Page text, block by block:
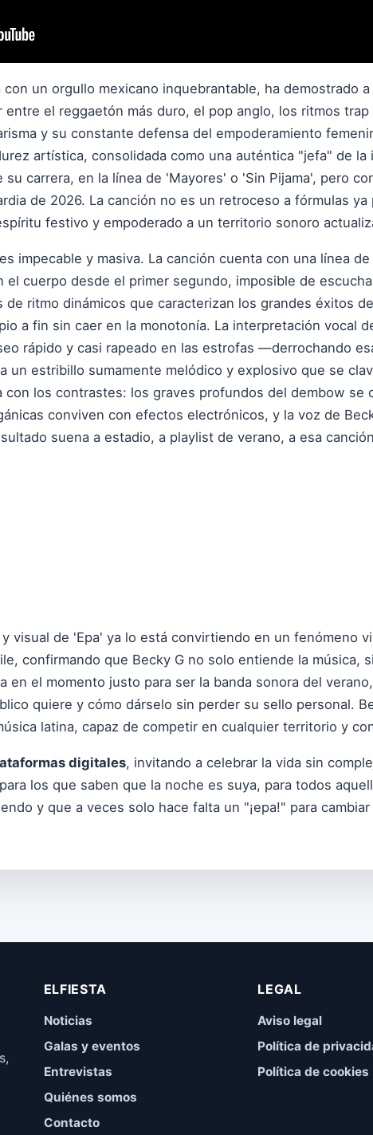
con un orgullo mexicano inquebrantable, ha demostrado
entre el reggaetón más duro, el pop anglo, los ritmos trap
y su constante defensa del empoderamiento
artística, consolidada como una auténtica "jefa" de la
carrera, en la línea de 'Mayores' o 'Sin Pijama', pero
de 2026. La canción no es un retroceso a fórmulas
festivo y empoderado a un territorio sonoro
impecable y masiva. La canción cuenta con una línea
cuerpo desde el primer segundo, imposible de
de ritmo dinámicos que caracterizan los grandes éxitos
a fin sin caer en la monotonía. La interpretación vocal
rápido y casi rapeado en las estrofas —derrochando
estribillo sumamente melódico y explosivo que se
con los contrastes: los graves profundos del dembow se
conviven con efectos electrónicos, y la voz de
suena a estadio, a playlist de verano, a esa
visual de 'Epa' ya lo está convirtiendo en un fenómeno
confirmando que Becky G no solo entiende la música,
en el momento justo para ser la banda sonora del
quiere y cómo dárselo sin perder su sello personal.
latina, capaz de competir en cualquier territorio y
digitales, invitando a celebrar la vida sin
los que saben que la noche es suya, para todos
y que a veces solo hace falta un "¡epa!" para
ELFIESTA
Noticias
Galas y eventos
Entrevistas
Quiénes somos
Contacto
LEGAL
Aviso legal
Política de
Política de cookies